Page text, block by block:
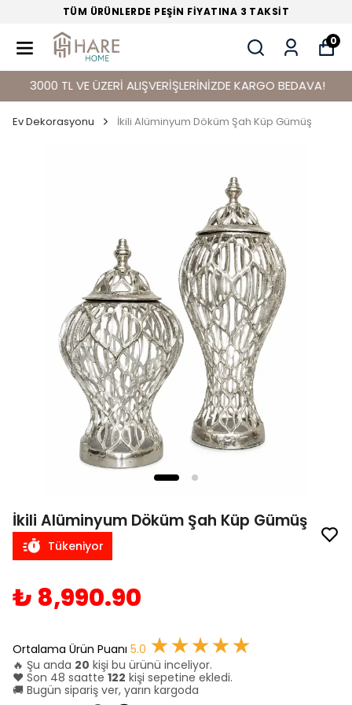
TÜM ÜRÜNLERDE PEŞİN FİYATINA 3 TAKSİT
0
3000 TL VE ÜZERİ ALIŞVERİŞLERİNİZDE KARGO BEDAVA!
Ev Dekorasyonu İkili Alüminyum Döküm Şah Küp Gümüş
İkili Alüminyum Döküm Şah Küp Gümüş
Tükeniyor
₺ 8,990.90
Ortalama Ürün Puanı 5.0 ★★★★★
🔥 Şu anda 20 kişi bu ürünü inceliyor.
❤️ Son 48 saatte122 kişi sepetine ekledi.
🚚 Bugün sipariş ver, yarın kargoda